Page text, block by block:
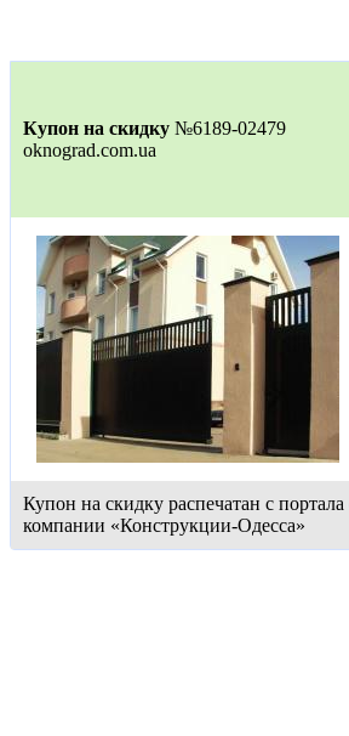
Купон на скидку №6189-02479
oknograd.com.ua
Купон на скидку распечатан с
компании «Конструкции-Одесса»